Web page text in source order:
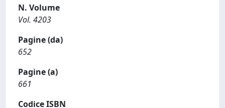
N. Volume
Vol. 4203
Pagine (da)
652
Pagine (a)
661
Codice ISBN